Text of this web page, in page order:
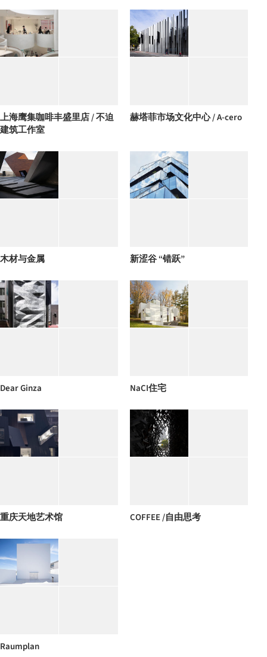
上海鹰集咖啡丰盛里店 / 不迫
建筑工作室
赫塔菲市场文化中心 / A-cero
木材与金属 新涩谷 “错跃”
Dear Ginza NaCI住宅
重庆天地艺术馆 COFFEE /自由思考
Raumplan